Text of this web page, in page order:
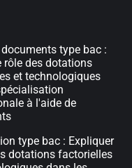
type bac :
rôle des dotations
et technologiques
à l'aide de
type bac : Expliquer
dotations factorielles